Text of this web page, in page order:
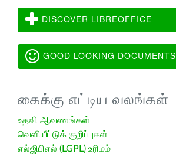
DISCOVER LIBREOFFICE
GOOD LOOKING DOCUMENTS
கைக்கு எட்டிய வலங்கள்
உதவி ஆவணங்கள்
வெளியீட்டுக் குறிப்புகள்
எல்ஜிபிஎல் (LGPL) உரிமம்